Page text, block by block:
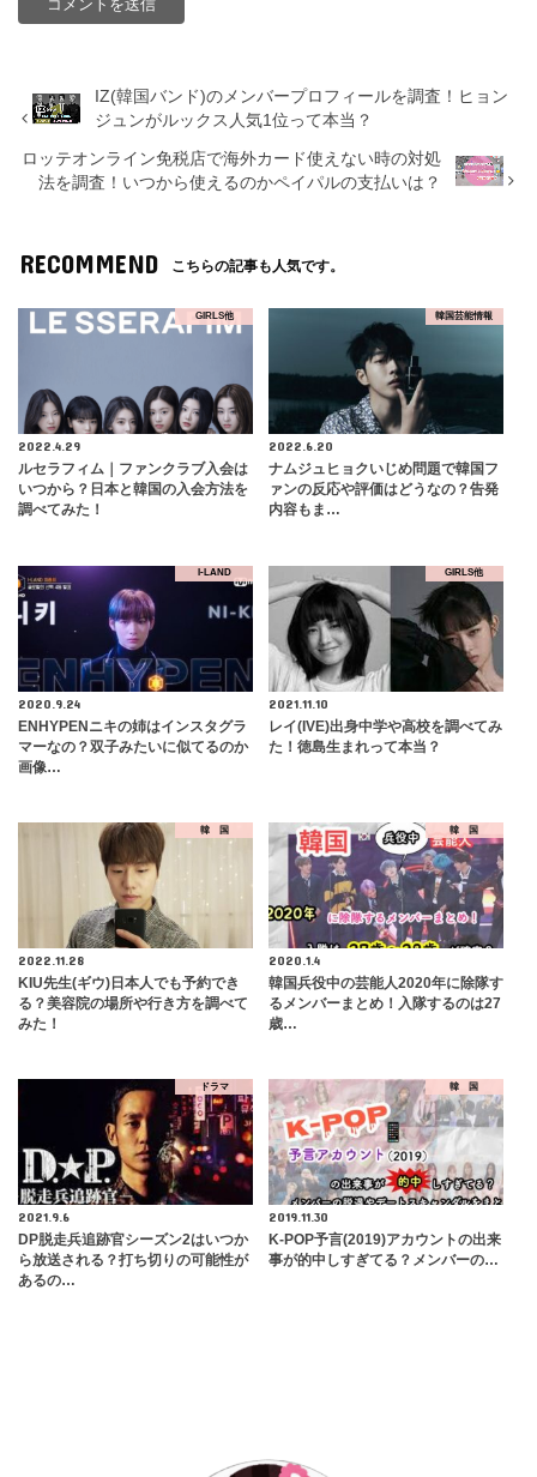
IZ(韓国バンド)のメンバープロフィールを調査！ヒョン
ジュンがルックス人気1位って本当？
ロッテオンライン免税店で海外カード使えない時の対処
法を調査！いつから使えるのかペイパルの支払いは？
RECOMMEND こちらの記事も人気です。
GIRLS他
2022.4.29
ルセラフィム｜ファンクラブ入会は
いつから？日本と韓国の入会方法を
調べてみた！
韓国芸能情報
2022.6.20
ナムジュヒョクいじめ問題で韓国フ
ァンの反応や評価はどうなの？告発
内容もま…
I-LAND
2020.9.24
ENHYPENニキの姉はインスタグラ
マーなの？双子みたいに似てるのか
画像…
GIRLS他
2021.11.10
レイ(IVE)出身中学や高校を調べてみ
た！徳島生まれって本当？
韓 国
2022.11.28
KIU先生(ギウ)日本人でも予約でき
る？美容院の場所や行き方を調べて
みた！
韓 国
2020.1.4
韓国兵役中の芸能人2020年に除隊す
るメンバーまとめ！入隊するのは27
歳…
ドラマ
2021.9.6
DP脱走兵追跡官シーズン2はいつか
ら放送される？打ち切りの可能性が
あるの…
韓 国
2019.11.30
K-POP予言(2019)アカウントの出来
事が的中しすぎてる？メンバーの…